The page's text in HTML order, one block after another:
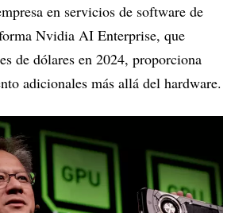
en servicios de software de
Nvidia AI Enterprise, que
de dólares en 2024, proporciona
adicionales más allá del hardware.